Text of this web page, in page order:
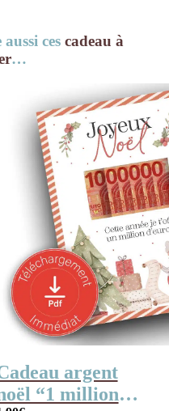
ces cadeau à
…
argent
“1 million